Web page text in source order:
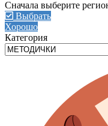
Выбрать
Хорошо
Категория